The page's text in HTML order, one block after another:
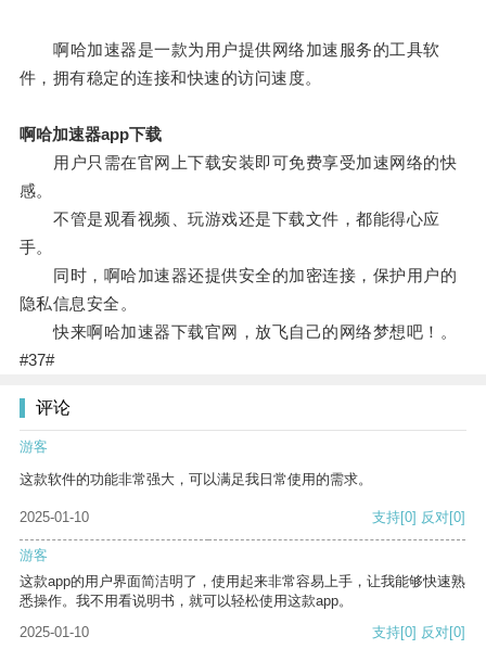
啊哈加速器是一款为用户提供网络加速服务的工具软
件，拥有稳定的连接和快速的访问速度。
啊哈加速器app下载
用户只需在官网上下载安装即可免费享受加速网络的快
感。
不管是观看视频、玩游戏还是下载文件，都能得心应
手。
同时，啊哈加速器还提供安全的加密连接，保护用户的
隐私信息安全。
快来啊哈加速器下载官网，放飞自己的网络梦想吧！。
#37#
评论
游客
这款软件的功能非常强大，可以满足我日常使用的需求。
2025-01-10 支持[0] 反对[0]
游客
这款app的用户界面简洁明了，使用起来非常容易上手，让我能够快速熟
悉操作。我不用看说明书，就可以轻松使用这款app。
2025-01-10
支持[0] 反对[0]